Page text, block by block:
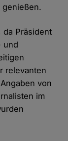
genießen.
da Präsident
und
relevanten
von
im